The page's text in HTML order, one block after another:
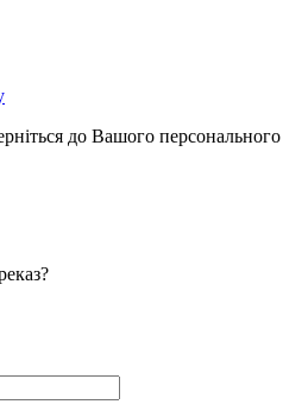
до Вашого персонального